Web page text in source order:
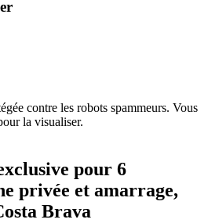
contre les robots spammeurs. Vous
la visualiser.
pour 6
privée et amarrage,
Brava